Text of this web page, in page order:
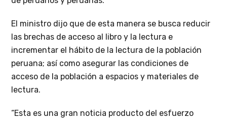
El ministro dijo que de esta manera se busca reducir
las brechas de acceso al libro y la lectura e
incrementar el hábito de la lectura de la población
peruana; así como asegurar las condiciones de
acceso de la población a espacios y materiales de
lectura.
“Esta es una gran noticia producto del esfuerzo